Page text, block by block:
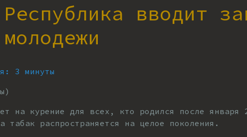
вводит
3 минуты
на курение для всех, кто родился после января
распространяется на целое поколения.